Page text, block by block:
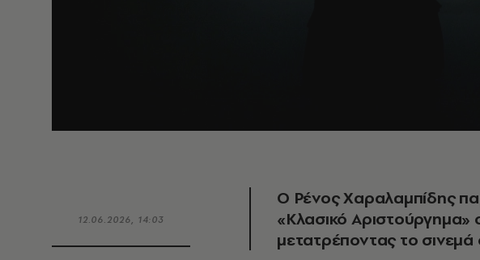
12.06.2026, 14:03
Ο Ρένος Χαραλαμπίδης
«Κλασικό Αριστούργημα»
μετατρέποντας το σινεμά